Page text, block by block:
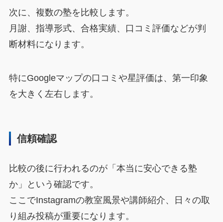
次に、複数の塾を比較します。
月謝、指導形式、合格実績、口コミ評価などが判
断材料になります。
特にGoogleマップの口コミや星評価は、第一印象
を大きく左右します。
信頼確認
比較の後に行われるのが「本当に安心できる塾
か」という確認です。
ここでInstagramの教室風景や講師紹介、日々の取
り組み投稿が重要になります。